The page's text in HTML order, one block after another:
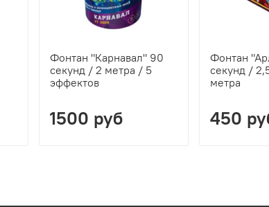
Фонтан "Карнавал" 90
секунд / 2 метра / 5
эффектов
1500 руб
Фонтан
секунд /
метра
450